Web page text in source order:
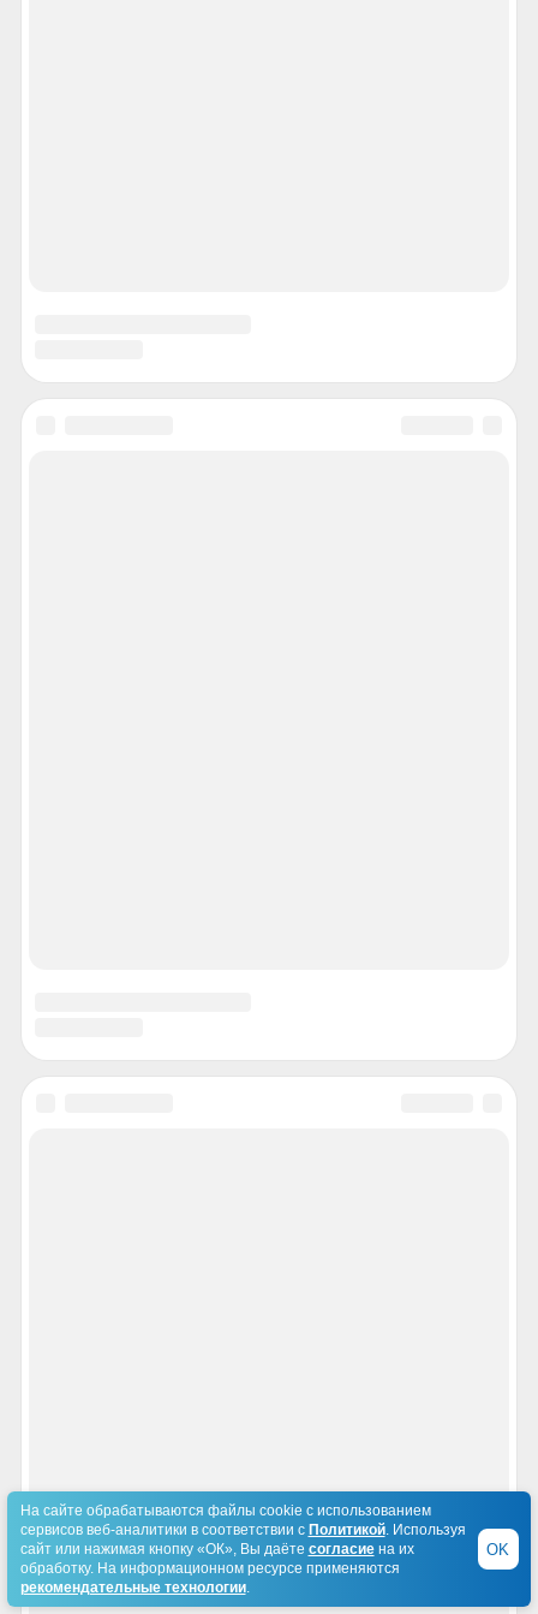
На сайте обрабатываются файлы cookie с использованием
сервисов веб-аналитики в соответствии с Политикой. Используя
сайт или нажимая кнопку «ОК», Вы даёте согласиена их
обработку. На информационном ресурсе применяются
рекомендательные технологии.
OK